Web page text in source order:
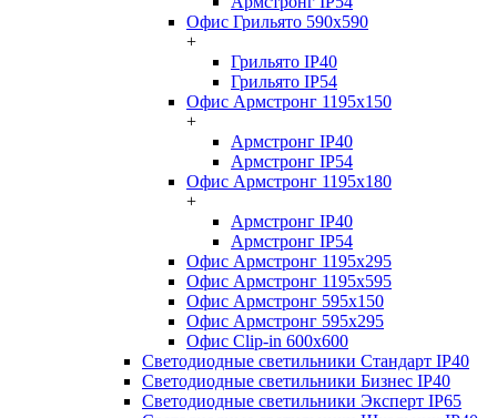
Офис Грильято 590x590
+
Грильято IP40
Грильято IP54
Офис Армстронг 1195x150
+
Армстронг IP40
Армстронг IP54
Офис Армстронг 1195x180
+
Армстронг IP40
Армстронг IP54
Офис Армстронг 1195x295
Офис Армстронг 1195x595
Офис Армстронг 595x150
Офис Армстронг 595x295
Офис Clip-in 600x600
Светодиодные светильники Стандарт IP40
Светодиодные светильники Бизнес IP40
Светодиодные светильники Эксперт IP65